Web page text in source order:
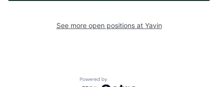
See more open positions at Yavin
Powered by Getro.com